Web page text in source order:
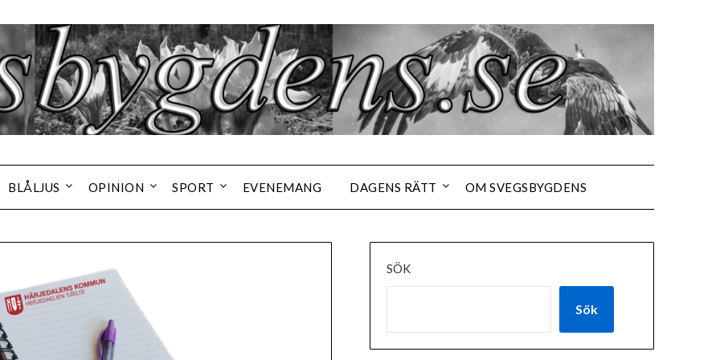
BLÅLJUS OPINION SPORT EVENEMANG DAGENS RÄTT OM SVEGSBYGDENS
SÖK
Sök